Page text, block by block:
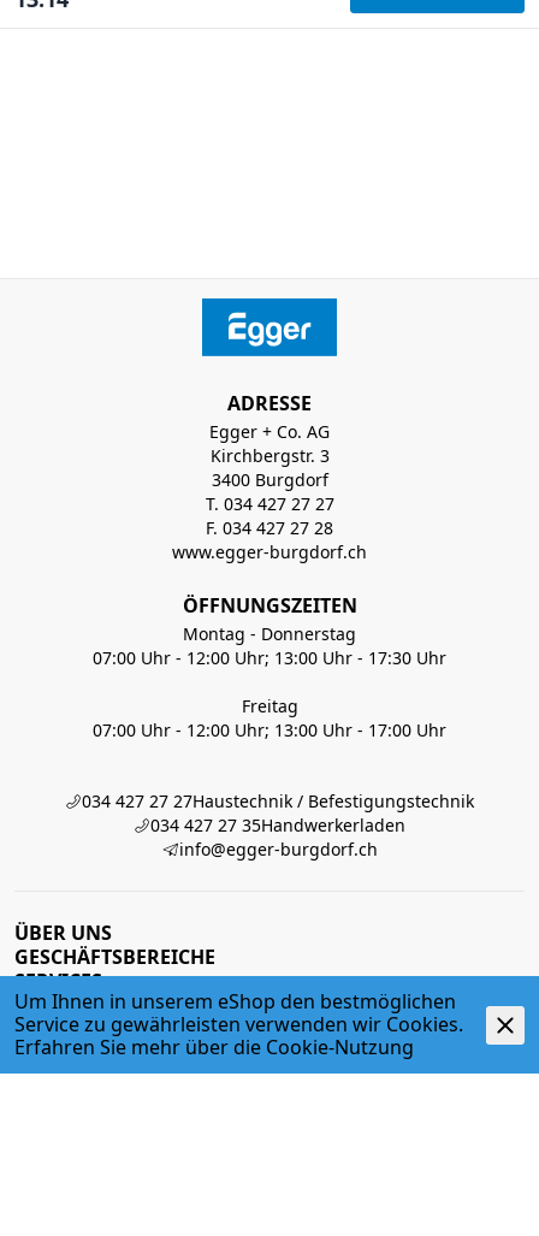
ADRESSE
Egger + Co. AG
Kirchbergstr. 3
3400 Burgdorf
T. 034 427 27 27
F. 034 427 27 28
www.egger-burgdorf.ch
ÖFFNUNGSZEITEN
Montag - Donnerstag
07:00 Uhr - 12:00 Uhr; 13:00 Uhr - 17:30 Uhr
Freitag
07:00 Uhr - 12:00 Uhr; 13:00 Uhr - 17:00 Uhr
034 427 27 27Haustechnik / Befestigungstechnik
034 427 27 35Handwerkerladen
info@egger-burgdorf.ch
ÜBER UNS
GESCHÄFTSBEREICHE
SERVICES
PARTNER
Um Ihnen in unserem eShop den bestmöglichen
Service zu gewährleisten verwenden wir Cookies.
Erfahren Sie mehr über die Cookie-Nutzung